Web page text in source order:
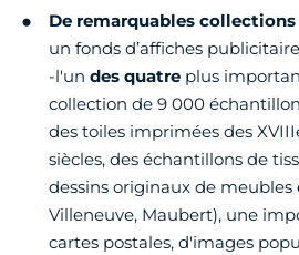
De remarquables
un fonds d’affiches
-l'un des quatre plus
collection de 9 000
des toiles imprimées des
siècles, des échantillons de
dessins originaux de meubles
Villeneuve, Maubert), une
cartes postales, d'images